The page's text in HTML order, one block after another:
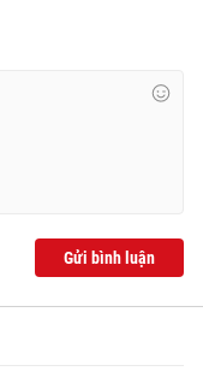
Gửi bình luận